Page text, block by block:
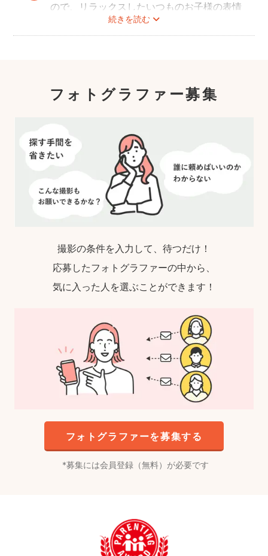
続きを読む
ので、リラックスしたいつものお子様の表情
を撮影できます。
こども・家族撮影に長けたプロカメラマンの
フォトグラファー募集
撮影の条件を入力して、待つだけ！
応募したフォトグラファーの中から、
気に入った人を選ぶことができます！
フォトグラファーを募集する
募集には会員登録（無料）が必要です